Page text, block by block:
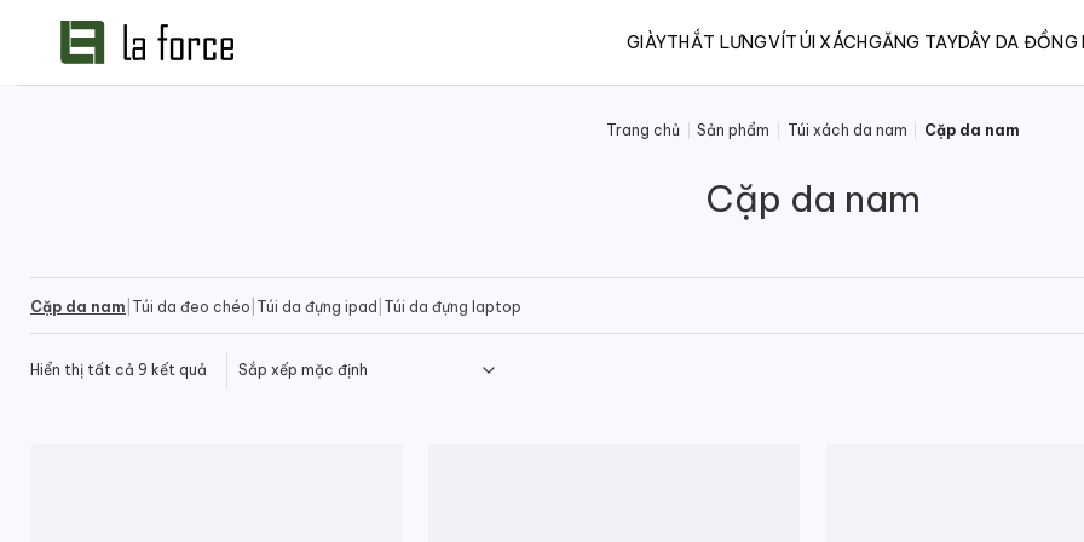
GIÀYTHẮT LƯNGVÍTÚI XÁCHGĂNG TAYDÂY DA ĐỒNG
Trang chủ Sản phẩm Túi xách da nam Cặp da nam
Cặp da nam
Cặp da nam Túi da đeo chéo Túi da đựng ipad Túi da đựng laptop
Hiển thị tất cả 9 kết quả